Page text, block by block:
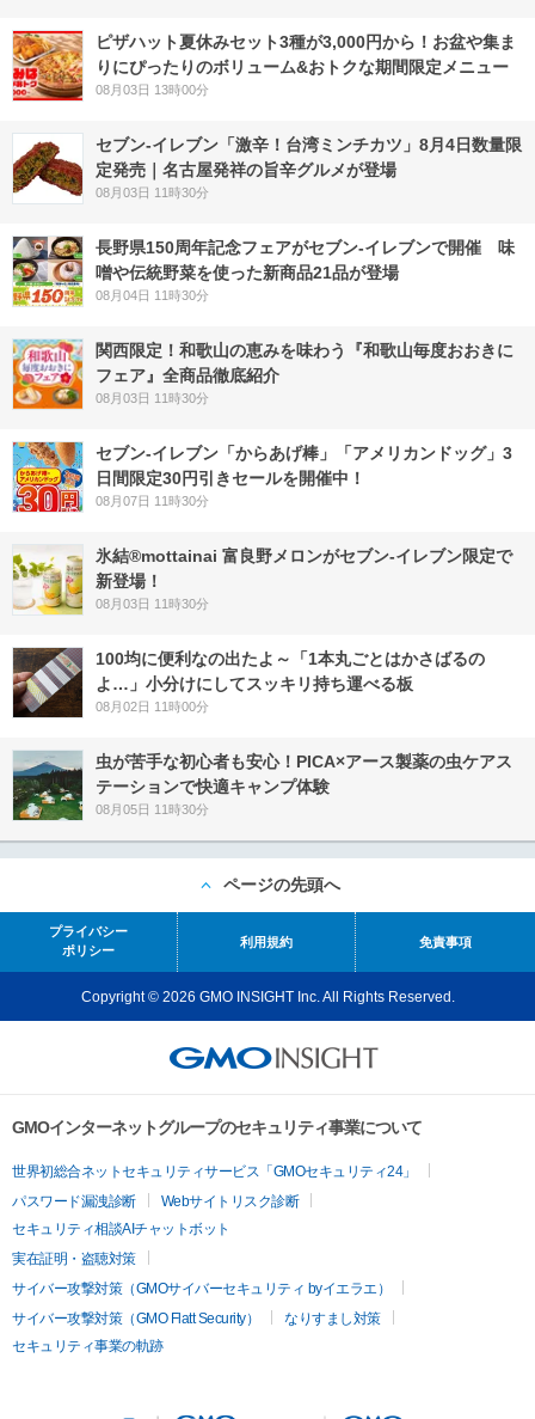
ピザハット夏休みセット3種が3,000円から！お盆や集ま
りにぴったりのボリューム&おトクな期間限定メニュー
08月03日 13時00分
セブン-イレブン「激辛！台湾ミンチカツ」8月4日数量限
定発売｜名古屋発祥の旨辛グルメが登場
08月03日 11時30分
長野県150周年記念フェアがセブン-イレブンで開催 味
噌や伝統野菜を使った新商品21品が登場
08月04日 11時30分
関西限定！和歌山の恵みを味わう『和歌山毎度おおきに
フェア』全商品徹底紹介
08月03日 11時30分
セブン‐イレブン「からあげ棒」「アメリカンドッグ」3
日間限定30円引きセールを開催中！
08月07日 11時30分
氷結®mottainai 富良野メロンがセブン‐イレブン限定で
新登場！
08月03日 11時30分
100均に便利なの出たよ～「1本丸ごとはかさばるの
よ…」小分けにしてスッキリ持ち運べる板
08月02日 11時00分
虫が苦手な初心者も安心！PICA×アース製薬の虫ケアス
テーションで快適キャンプ体験
08月05日 11時30分
ページの先頭へ
プライバシー
ポリシー
利用規約 免責事項
Copyright © 2026 GMO INSIGHT Inc. All Rights Reserved.
GMOインターネットグループのセキュリティ事業について
世界初総合ネットセキュリティサービス「GMOセキュリティ24」
パスワード漏洩診断
Webサイトリスク診断
セキュリティ相談AIチャットボット
実在証明・盗聴対策
サイバー攻撃対策（GMOサイバーセキュリティ byイエラエ）
サイバー攻撃対策（GMO Flatt Security）
なりすまし対策
セキュリティ事業の軌跡